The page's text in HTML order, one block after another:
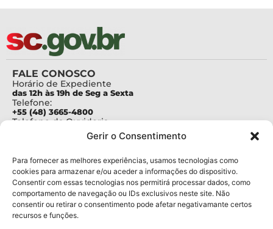
Gerir o Consentimento
Para fornecer as melhores experiências, usamos tecnologias como
cookies para armazenar e/ou aceder a informações do dispositivo.
Consentir com essas tecnologias nos permitirá processar dados, como
comportamento de navegação ou IDs exclusivos neste site. Não
consentir ou retirar o consentimento pode afetar negativamante certos
recursos e funções.
FALE CONOSCO
Horário de Expediente
das 12h às 19h de Seg a Sexta
Telefone:
+55 (48) 3665-4800
Telefone da Ouvidoria
Para assuntos relacionados à Pesquisa
pesquisa@fapesc.sc.gov.br
Para assuntos relacionados à Inovação
inovacao@fapesc.sc.gov.br
Para assuntos relacionados à Bolsas
bolsas@fapesc.sc.gov.br
Para assuntos relacionados à Prestação de Contas